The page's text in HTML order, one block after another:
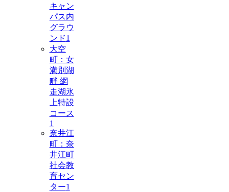
キャン
パス内
グラウ
ンド1
大空
町：女
満別湖
畔 網
走湖氷
上特設
コース
1
奈井江
町：奈
井江町
社会教
育セン
ター1